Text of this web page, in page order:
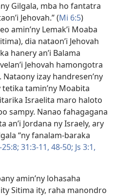
Gilgala, mba ho fantatra
Jehovah.” (Mi 6:5)
amin’ny Lemak’i Moaba
dia nataon’i Jehovah
hanery an’i Balama
Jehovah hamongotra
izay handresen’ny
tamin’ny Moabita
Israelita maro haloto
sampy. Nanao fahagagana
an’i Jordana ny Israely, ary
“ny fanalam-baraka
31:3-11, 48-50; Js 3:1,
amin’ny lohasaha
Sitima ity, raha manondro